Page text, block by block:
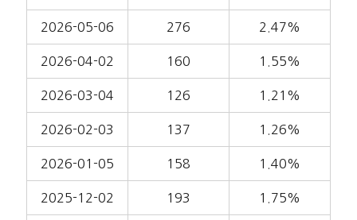
2026-05-06 276 2.47%
2026-04-02 160 1.55%
2026-03-04 126 1.21%
2026-02-03 137 1.26%
2026-01-05 158 1.40%
2025-12-02 193 1.75%